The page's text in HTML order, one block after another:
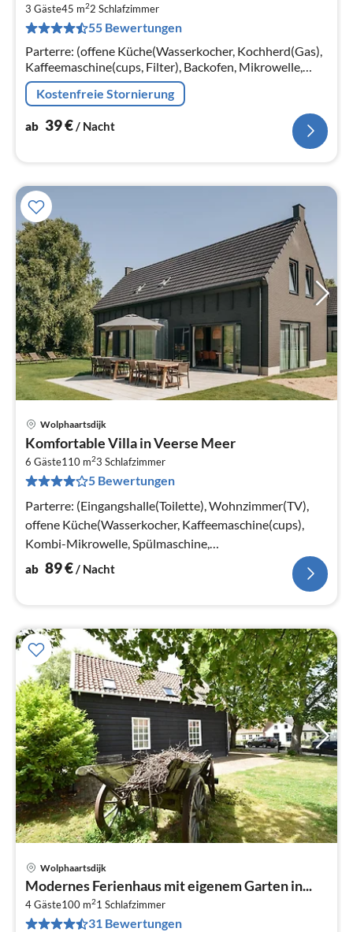
3 Gäste45 m22 Schlafzimmer
55 Bewertungen
Parterre: (offene Küche(Wasserkocher, Kochherd(Gas),
Kaffeemaschine(cups, Filter), Backofen, Mikrowelle,
Spülmaschine, Kühl-/Gefrierkombination)
Kostenfreie Stornierung
ab 39€/ Nacht
Wolphaartsdijk
Komfortable Villa in Veerse Meer
6 Gäste110 m23 Schlafzimmer
5 Bewertungen
Parterre: (Eingangshalle(Toilette), Wohnzimmer(TV),
offene Küche(Wasserkocher, Kaffeemaschine(cups),
Kombi-Mikrowelle, Spülmaschine,
ab 89€/ Nacht
Wolphaartsdijk
Modernes Ferienhaus mit eigenem Garten in...
4 Gäste100 m21 Schlafzimmer
31 Bewertungen